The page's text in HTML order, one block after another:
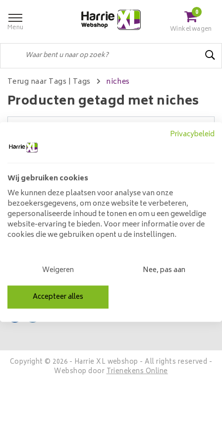
Menu
0
Winkelwagen
Terug naar Tags | Tags niches
Producten getagd met niches
Geen producten gevonden!...
Klantenservice
Mijn account
Contactgegevens
Volg ons
Copyright © 2026 - Harrie XL webshop - All rights reserved -
Webshop doorTrienekens Online
Privacybeleid
Wij gebruiken cookies
We kunnen deze plaatsen voor analyse van onze
bezoekersgegevens, om onze website te verbeteren,
gepersonaliseerde inhoud te tonen en om u een geweldige
website-ervaring te bieden. Voor meer informatie over de
cookies die we gebruiken opent u de instellingen.
Weigeren Nee, pas aan
Accepteer alles